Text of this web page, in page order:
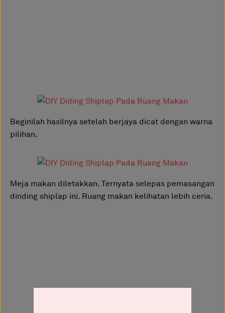
Beginilah hasilnya setelah berjaya dicat dengan warna
pilihan.
Meja makan diletakkan. Ternyata selepas pemasangan
dinding shiplap ini. Ruang makan kelihatan lebih ceria.